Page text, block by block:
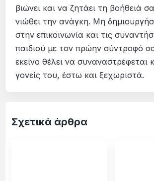
βιώνει και να ζητάει τη βοήθειά
νιώθει την ανάγκη. Μη
στην επικοινωνία και τις
παιδιού με τον πρώην σύντροφό
εκείνο θέλει να συναναστρέφεται
γονείς του, έστω και ξεχωριστά.
Σχετικά άρθρα